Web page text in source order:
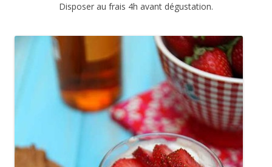
Disposer au frais 4h avant dégustation.